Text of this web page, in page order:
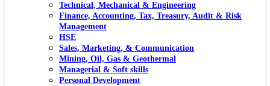
Technical, Mechanical & Engineering
Finance, Accounting, Tax, Treasury, Audit & Risk
Management
HSE
Sales, Marketing, & Communication
Mining, Oil, Gas & Geothermal
Managerial & Soft skills
Personal Development